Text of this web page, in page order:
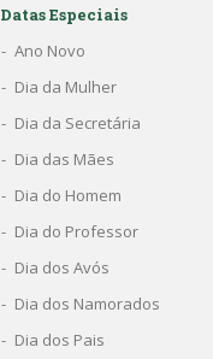
Datas Especiais
Ano Novo
Dia da Mulher
Dia da Secretária
Dia das Mães
Dia do Homem
Dia do Professor
Dia dos Avós
Dia dos Namorados
Dia dos Pais